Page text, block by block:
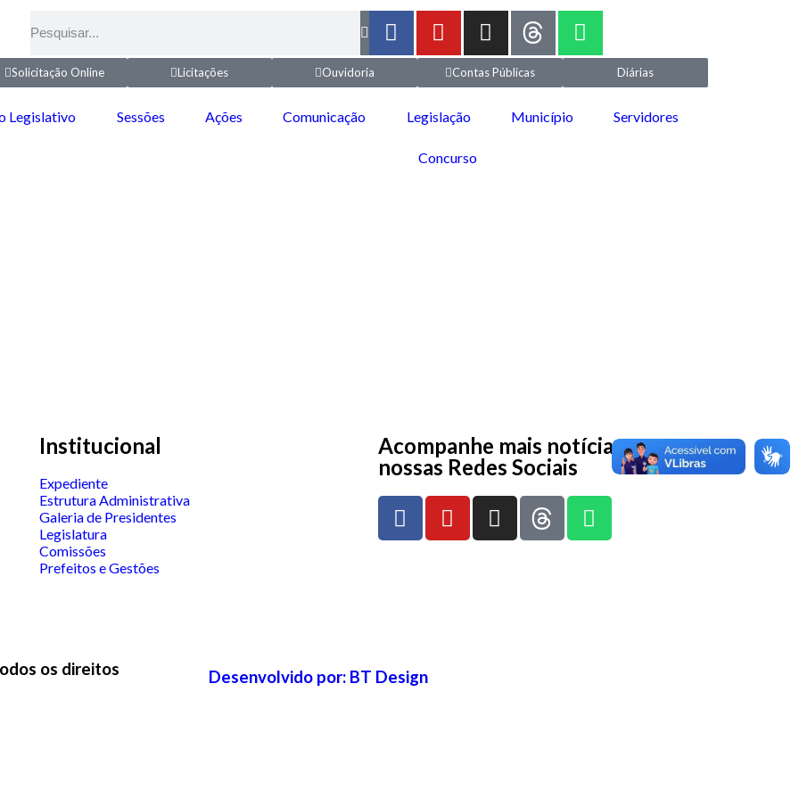
Solicitação Online Licitações Ouvidoria Contas Públicas Diárias
Legislativo Sessões Ações Comunicação Legislação Município Servidores
Concurso
Institucional
Expediente
Estrutura Administrativa
Galeria de Presidentes
Legislatura
Comissões
Prefeitos e Gestões
Acompanhe mais notícias nas
nossas Redes Sociais
os direitos Desenvolvido por: BT Design